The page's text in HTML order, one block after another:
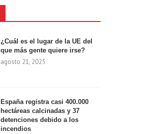
¿Cuál es el lugar de la UE del
que más gente quiere irse?
agosto 21, 2025
España registra casi 400.000
hectáreas calcinadas y 37
detenciones debido a los
incendios